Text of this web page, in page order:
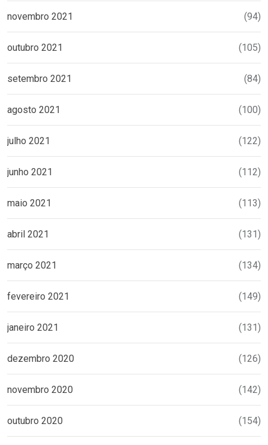
novembro 2021 (94)
outubro 2021 (105)
setembro 2021 (84)
agosto 2021 (100)
julho 2021 (122)
junho 2021 (112)
maio 2021 (113)
abril 2021 (131)
março 2021 (134)
fevereiro 2021 (149)
janeiro 2021 (131)
dezembro 2020 (126)
novembro 2020 (142)
outubro 2020 (154)